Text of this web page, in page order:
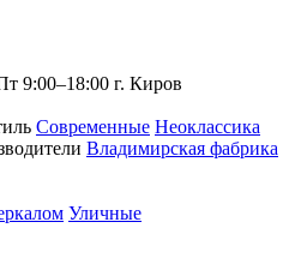
9:00–18:00 г. Киров
Современные Неоклассика
Владимирская фабрика
Уличные